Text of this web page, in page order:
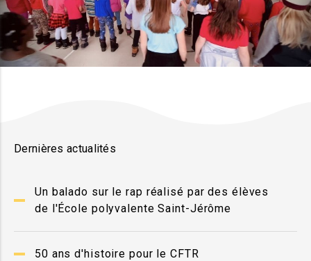
Dernières actualités
Un balado sur le rap réalisé par des élèves
de l'École polyvalente Saint-Jérôme
50 ans d'histoire pour le CFTR